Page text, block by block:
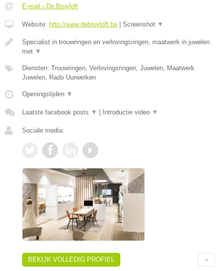
E-mail › De Bruyloft
Website: http://www.debruyloft.be Screenshot ▼
Specialist in trouwringen en verlovingsringen, maatwerk in juwelen
met ▼
Diensten: Trouwringen, Verlovingsringen, Juwelen, Maatwerk
Juwelen, Rado Uurwerken
Openingstijden ▼
Laatste facebook posts ▼ Introductie video ▼
Sociale media:
BEKIJK VOLLEDIG PROFIEL